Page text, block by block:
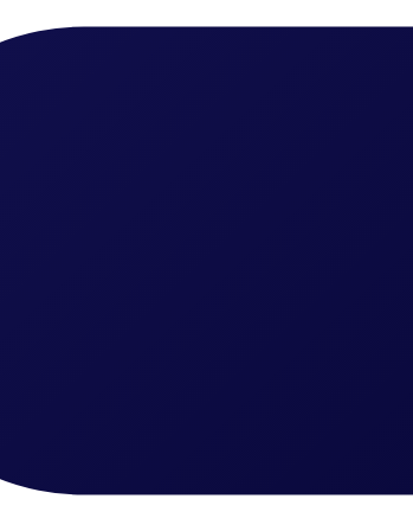
Borusu
Gider
sorunlara yol açmaktadır. Oturan diğer
sahibi değilseniz öncelikle bilmeniz
gerekmektedir. Eğer siz de firmamızdan